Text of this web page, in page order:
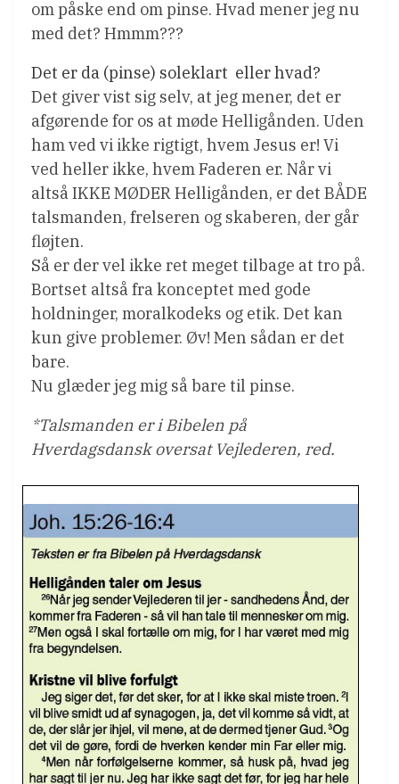
om påske end om pinse. Hvad mener jeg nu
med det? Hmmm???
Det er da (pinse) soleklart  eller hvad?
Det giver vist sig selv, at jeg mener, det er
afgørende for os at møde Helligånden. Uden
ham ved vi ikke rigtigt, hvem Jesus er! Vi
ved heller ikke, hvem Faderen er. Når vi
altså IKKE MØDER Helligånden, er det BÅDE
talsmanden, frelseren og skaberen, der går
fløjten.
Så er der vel ikke ret meget tilbage at tro på.
Bortset altså fra konceptet med gode
holdninger, moralkodeks og etik. Det kan
kun give problemer. Øv! Men sådan er det
bare.
Nu glæder jeg mig så bare til pinse.
*Talsmanden er i Bibelen på
Hverdagsdansk oversat Vejlederen, red.